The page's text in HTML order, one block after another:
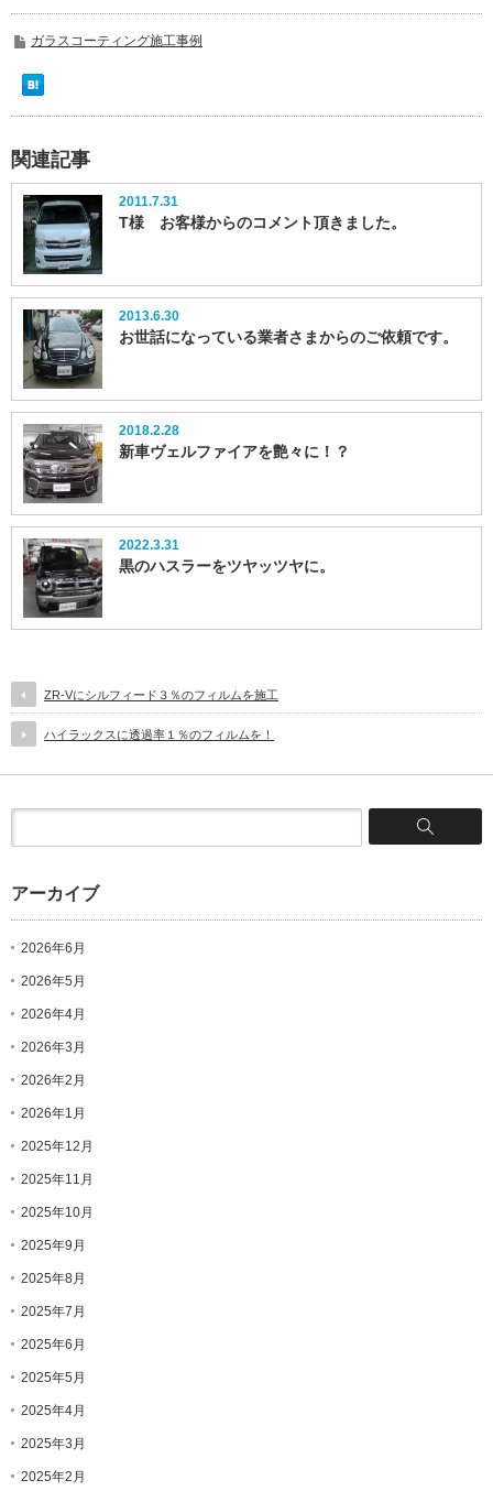
ガラスコーティング施工事例
関連記事
2011.7.31
T様 お客様からのコメント頂きました。
2013.6.30
お世話になっている業者さまからのご依頼です。
2018.2.28
新車ヴェルファイアを艶々に！？
2022.3.31
黒のハスラーをツヤッツヤに。
ZR-Vにシルフィード３％のフィルムを施工
ハイラックスに透過率１％のフィルムを！
アーカイブ
2026年6月
2026年5月
2026年4月
2026年3月
2026年2月
2026年1月
2025年12月
2025年11月
2025年10月
2025年9月
2025年8月
2025年7月
2025年6月
2025年5月
2025年4月
2025年3月
2025年2月